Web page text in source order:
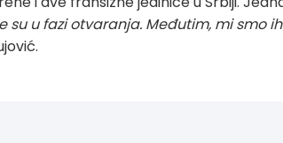
su u fazi otvaranja. Međutim, mi smo